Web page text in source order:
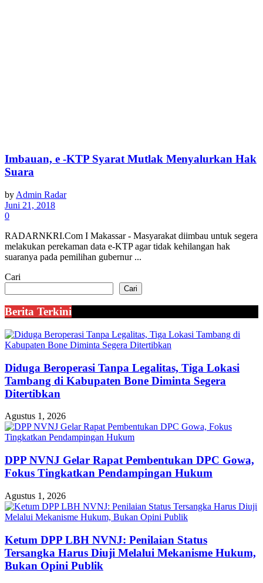
Imbauan, e -KTP Syarat Mutlak Menyalurkan Hak
Suara
by Admin Radar
Juni 21, 2018
0
RADARNKRI.Com I Makassar - Masyarakat diimbau untuk segera
melakukan perekaman data e-KTP agar tidak kehilangan hak
suaranya pada pemilihan gubernur ...
Cari
Cari
Berita Terkini
Diduga Beroperasi Tanpa Legalitas, Tiga Lokasi
Tambang di Kabupaten Bone Diminta Segera
Ditertibkan
Agustus 1, 2026
DPP NVNJ Gelar Rapat Pembentukan DPC Gowa,
Fokus Tingkatkan Pendampingan Hukum
Agustus 1, 2026
Ketum DPP LBH NVNJ: Penilaian Status
Tersangka Harus Diuji Melalui Mekanisme Hukum,
Bukan Opini Publik